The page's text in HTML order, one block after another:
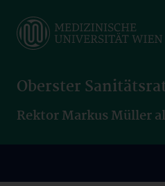
main
Oberster
Rektor Markus Müller